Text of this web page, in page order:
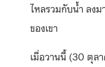
ไหลรวมกับน้ำ ลง
ของเขา
เมื่อวานนี้ (30 ตุล